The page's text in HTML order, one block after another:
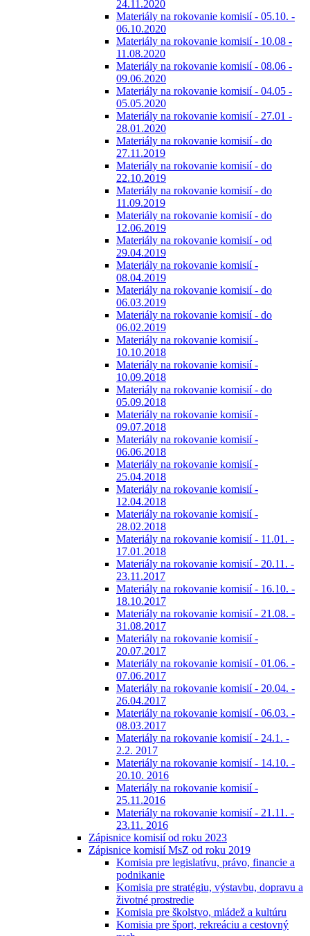
24.11.2020
Materiály na rokovanie komisií - 05.10. -
06.10.2020
Materiály na rokovanie komisií - 10.08 -
11.08.2020
Materiály na rokovanie komisií - 08.06 -
09.06.2020
Materiály na rokovanie komisií - 04.05 -
05.05.2020
Materiály na rokovanie komisií - 27.01 -
28.01.2020
Materiály na rokovanie komisií - do
27.11.2019
Materiály na rokovanie komisií - do
22.10.2019
Materiály na rokovanie komisií - do
11.09.2019
Materiály na rokovanie komisií - do
12.06.2019
Materiály na rokovanie komisií - od
29.04.2019
Materiály na rokovanie komisií -
08.04.2019
Materiály na rokovanie komisií - do
06.03.2019
Materiály na rokovanie komisií - do
06.02.2019
Materiály na rokovanie komisií -
10.10.2018
Materiály na rokovanie komisií -
10.09.2018
Materiály na rokovanie komisií - do
05.09.2018
Materiály na rokovanie komisií -
09.07.2018
Materiály na rokovanie komisií -
06.06.2018
Materiály na rokovanie komisií -
25.04.2018
Materiály na rokovanie komisií -
12.04.2018
Materiály na rokovanie komisií -
28.02.2018
Materiály na rokovanie komisií - 11.01. -
17.01.2018
Materiály na rokovanie komisií - 20.11. -
23.11.2017
Materiály na rokovanie komisií - 16.10. -
18.10.2017
Materiály na rokovanie komisií - 21.08. -
31.08.2017
Materiály na rokovanie komisií -
20.07.2017
Materiály na rokovanie komisií - 01.06. -
07.06.2017
Materiály na rokovanie komisií - 20.04. -
26.04.2017
Materiály na rokovanie komisií - 06.03. -
08.03.2017
Materiály na rokovanie komisií - 24.1. -
2.2. 2017
Materiály na rokovanie komisií - 14.10. -
20.10. 2016
Materiály na rokovanie komisií -
25.11.2016
Materiály na rokovanie komisií - 21.11. -
23.11. 2016
Zápisnice komisií od roku 2023
Zápisnice komisií MsZ od roku 2019
Komisia pre legislatívu, právo, financie a
podnikanie
Komisia pre stratégiu, výstavbu, dopravu a
životné prostredie
Komisia pre školstvo, mládež a kultúru
Komisia pre šport, rekreáciu a cestovný